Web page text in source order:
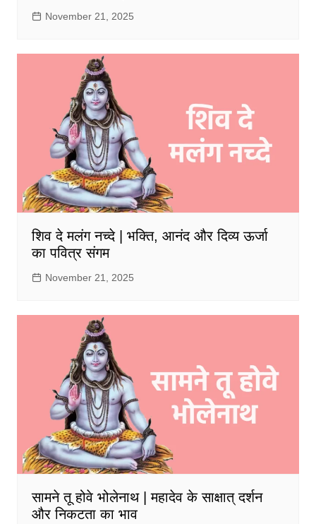
November 21, 2025
शिव दे मलंग नच्दे | भक्ति, आनंद और दिव्य ऊर्जा
का पवित्र संगम
November 21, 2025
सामने तू होवे भोलेनाथ | महादेव के साक्षात् दर्शन
और निकटता का भाव